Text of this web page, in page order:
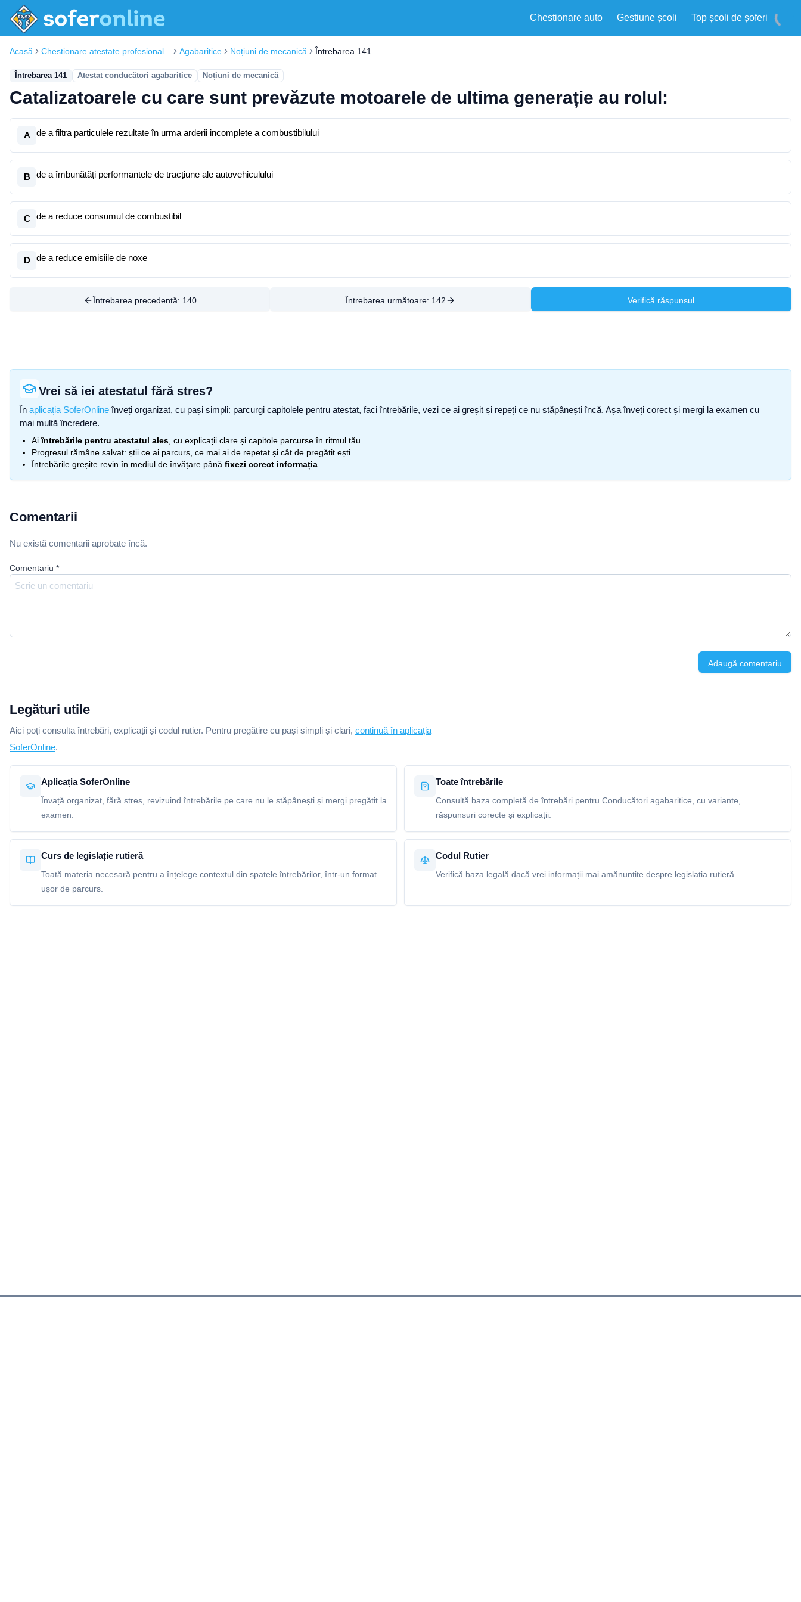
Chestionare auto Gestiune școli Top școli de șoferi
Acasă Chestionare atestate profesional... Agabaritice Noțiuni de mecanică Întrebarea 141
Întrebarea 141 Atestat conducători agabaritice Noțiuni de mecanică
Catalizatoarele cu care sunt prevăzute motoarele de ultima generație au rolul:
A de a filtra particulele rezultate în urma arderii incomplete a combustibilului
B de a îmbunătăți performantele de tracțiune ale autovehiculului
C de a reduce consumul de combustibil
D de a reduce emisiile de noxe
Întrebarea precedentă: 140 Întrebarea următoare: 142 Verifică răspunsul
Vrei să iei atestatul fără stres?
În aplicația SoferOnline înveți organizat, cu pași simpli: parcurgi capitolele pentru atestat, faci întrebările, vezi ce ai greșit și repeți ce nu stăpânești încă. Așa înveți corect și mergi la examen cu
mai multă încredere.
Aiîntrebările pentru atestatul ales , cu explicații clare și capitole parcurse în ritmul tău.
Progresul rămâne salvat: știi ce ai parcurs, ce mai ai de repetat și cât de pregătit ești.
Întrebările greșite revin în mediul de învățare până fixezi corect informația
Comentarii
Nu există comentarii aprobate încă.
Comentariu *
Adaugă comentariu
Legături utile
Aici poți consulta întrebări, explicații și codul rutier. Pentru pregătire cu pași simpli și clari, continuă în aplicația
SoferOnline.
Aplicația SoferOnline
Învață organizat, fără stres, revizuind întrebările pe care nu le stăpânești și mergi pregătit la
examen.
Toate întrebările
Consultă baza completă de întrebări pentru Conducători agabaritice, cu variante,
răspunsuri corecte și explicații.
Curs de legislație rutieră
Toată materia necesară pentru a înțelege contextul din spatele întrebărilor, într-un format
ușor de parcurs.
Codul Rutier
Verifică baza legală dacă vrei informații mai amănunțite despre legislația rutieră.